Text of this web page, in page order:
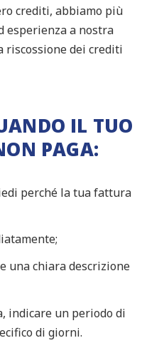
crediti, abbiamo più
esperienza a nostra
dei crediti
IL TUO
PAGA:
perché la tua fattura
una chiara descrizione
indicare un periodo di
di giorni.